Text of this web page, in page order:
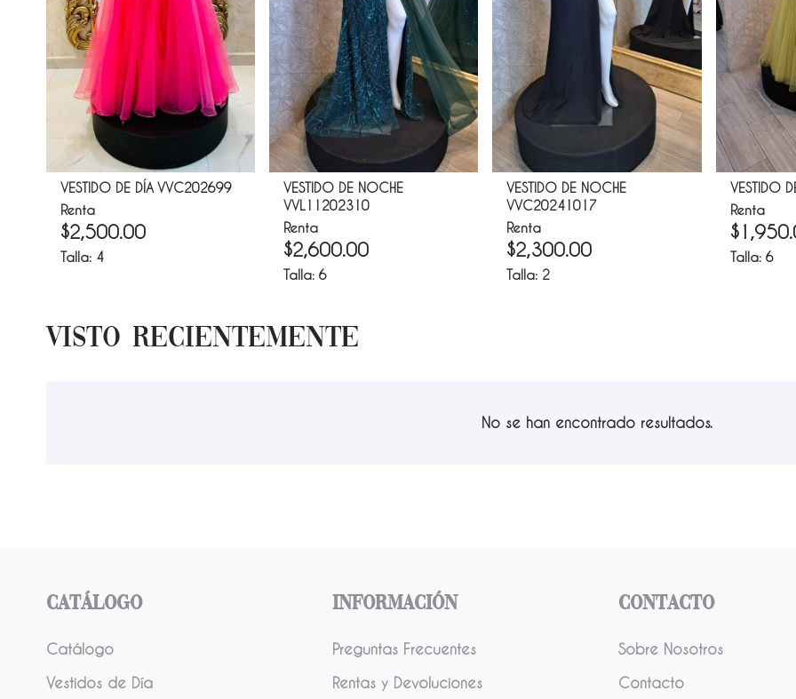
VESTIDO DE DÍA VVC202699
Renta
$2,500.00
Talla: 4
VESTIDO DE NOCHE
VVL11202310
Renta
$2,600.00
Talla:6
VESTIDO DE NOCHE
VVC20241017
Renta
$2,300.00
Talla: 2
VESTIDO
Renta
$
Talla: 6
Visto Recientemente
No se han encontrado resultados.
Catálogo
Catálogo
Vestidos de Día
Información
Preguntas Frecuentes
Rentas y Devoluciones
Contacto
Sobre Nosotros
Contacto